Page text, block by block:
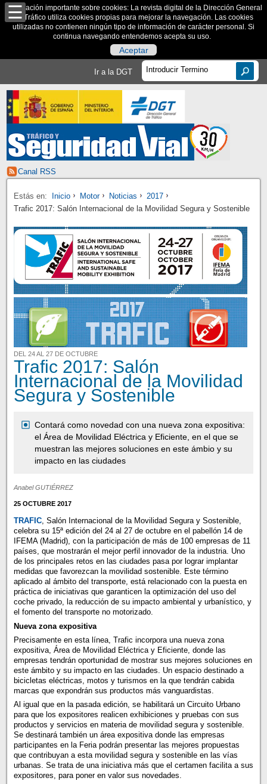
Información importante sobre cookies: La revista digital de la Dirección General
de Tráfico utiliza cookies propias para mejorar la navegación. Las cookies
utilizadas no contienen ningún tipo de información de carácter personal. Si
continua navegando entendemos acepta su uso.
Aceptar
Ir a la DGT
Canal RSS
Estás en: Inicio Motor Noticias
2017
Trafic 2017: Salón Internacional de la Movilidad Segura y Sostenible
DEL 24 AL 27 DE OCTUBRE
Trafic 2017: Salón
Internacional de la Movilidad
Segura y Sostenible
Contará como novedad con una nueva zona expositiva:
el Área de Movilidad Eléctrica y Eficiente, en el que se
muestran las mejores soluciones en este ámbio y su
impacto en las ciudades
Anabel GUTIÉRREZ
25 OCTUBRE 2017
TRAFIC, Salón Internacional de la Movilidad Segura y Sostenible,
celebra su 15ª edición del 24 al 27 de octubre en el pabellón 14 de
IFEMA (Madrid), con la participación de más de 100 empresas de 11
países, que mostrarán el mejor perfil innovador de la industria. Uno
de los principales retos en las ciudades pasa por lograr implantar
medidas que favorezcan la movilidad sostenible. Este término
aplicado al ámbito del transporte, está relacionado con la puesta en
práctica de iniciativas que garanticen la optimización del uso del
coche privado, la reducción de su impacto ambiental y urbanístico, y
el fomento del transporte no motorizado.
Nueva zona expositiva
Precisamente en esta línea, Trafic incorpora una nueva zona
expositiva, Área de Movilidad Eléctrica y Eficiente, donde las
empresas tendrán oportunidad de mostrar sus mejores soluciones en
este ámbito y su impacto en las ciudades. Un espacio destinado a
bicicletas eléctricas, motos y turismos en la que tendrán cabida
marcas que expondrán sus productos más vanguardistas.
Al igual que en la pasada edición, se habilitará un Circuito Urbano
para que los expositores realicen exhibiciones y pruebas con sus
productos y servicios en materia de movilidad segura y sostenible.
Se destinará también un área expositiva donde las empresas
participantes en la Feria podrán presentar las mejores propuestas
que contribuyan a esta movilidad segura y sostenible en las vías
urbanas. Se trata de una iniciativa más que el certamen facilita a sus
expositores, para poner en valor sus novedades.